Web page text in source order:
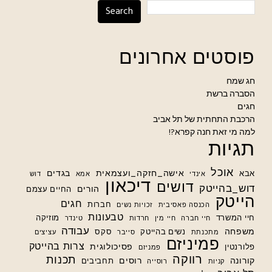
Search
פוסטים אחרונים
חג שמח
הסברה ברשת
חגים
הרכבת התחתית של תל אביב
למה מי זאת חנה קפרא?!
תגיות
אבא אוכל אינדי אישה_חזקה_ועצמאית אמא בגדים דוש
דוש_בהייטק דושים דיכאון הורים החיים עצמם הייטק הכנסה פאסיבית זכויות נשים חברות חגים
חיי המשרד חיי חברה חיי מין חרדות טבעונות טינדר מוזיקה
משפחה מתכנתת נשים בהייטק סייבר סקס עבודה עציצים
פלורנטין פמיניזם פמניזם פסיכולוגית צרות בהייטק
קורונה קניות רווקה רוסייה רוסים תחביבים תכנות